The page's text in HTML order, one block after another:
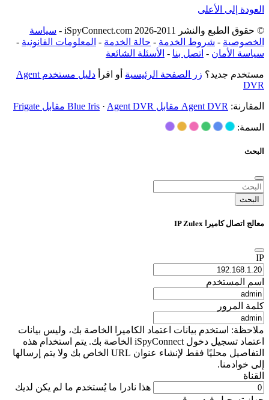
العودة إلى الأعلى
© حقوق الطبع والنشر 2011-2026 iSpyConnect.com -
سياسة
الخصوصية - شروط الخدمة - حالة الخدمة - المعلومات القانونية -
سياسة الأمان - اتصل بنا - الأسئلة الشائعة
مستخدم جديد؟ زر الصفحة الرئيسية أو اقرأ
دليل مستخدم Agent
DVR
المقارنة: Agent DVR مقابل Blue Iris · Agent DVR مقابل Frigate
السمة:
البحث
البحث
معالج اتصال كاميرا IP Zulex
IP
اسم المستخدم
كلمة المرور
ملاحظة: استخدم بيانات اعتماد الكاميرا الخاصة بك، وليس بيانات
اعتماد تسجيل دخول iSpyConnect الخاصة بك. يتم استخدام هذه
التفاصيل محليًا فقط لإنشاء عنوان URL الخاص بك ولا يتم إرسالها
إلى خوادمنا.
القناة
هذا نادرا ما يُستخدم ما لم يكن لديك